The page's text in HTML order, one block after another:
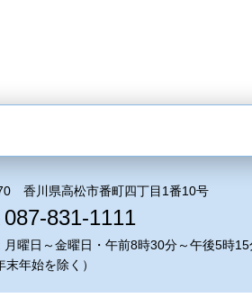
香川県高松市番町四丁目1番10号
087-831-1111
月曜日～金曜日・午前8時30分～午後5時15
末年始を除く）